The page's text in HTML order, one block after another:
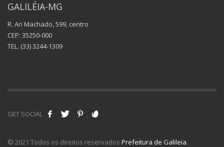
GALILÉIA-MG
R. Ari Machado, 599, centro
CEP: 35250-000
TEL. (33) 3244-1309
GET SOCIAL
© 2021 Todos os direitos reservados Prefeitura de Galileia.